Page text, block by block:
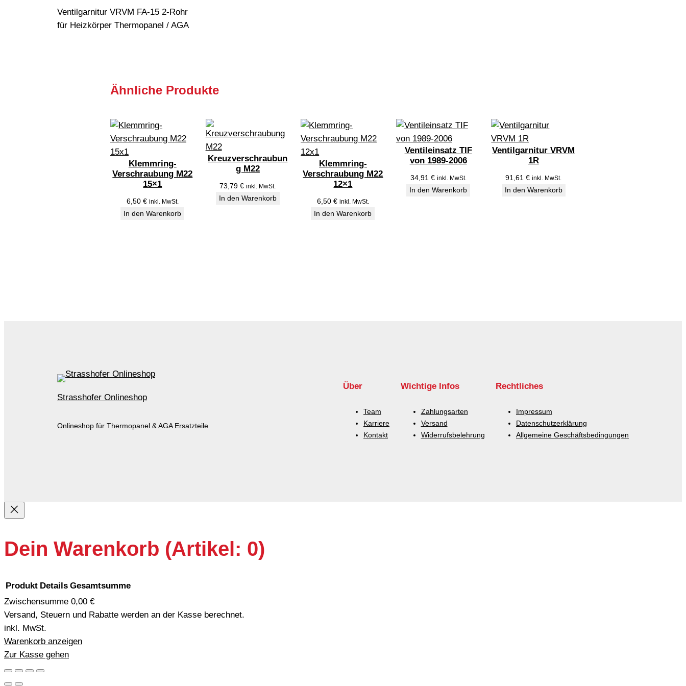
V
R
M
2
M
Ventilgarnitur VRVM FA-15 2-Rohr
für Heizkörper Thermopanel / AGA
Ähnliche Produkte
Klemmring-
Verschraubung M22
15×1
6,50 € inkl. MwSt.
In den Warenkorb
Kreuzverschraubun
g M22
73,79€ inkl. MwSt.
In den Warenkorb
Klemmring-
Verschraubung M22
12×1
6,50 € inkl. MwSt.
In den Warenkorb
Ventileinsatz TIF
von 1989-2006
34,91 € inkl. MwSt.
In den Warenkorb
Ventilgarnitur VRVM
1R
91,61€ inkl. MwSt.
In den Warenkorb
Strasshofer Onlineshop
Onlineshop für Thermopanel & AGA Ersatzteile
Über
Team
Karriere
Kontakt
Wichtige Infos
Zahlungsarten
Versand
Widerrufsbelehrung
Rechtliches
Impressum
Datenschutzerklärung
Allgemeine Geschäftsbedingungen
Dein Warenkorb (Artikel: 0)
Produkte
im
Warenkorb
Produkt Details Gesamtsumme
Zwischensumme 0,00 €
Versand, Steuern und Rabatte werden an der Kasse berechnet.
inkl. MwSt.
Warenkorb anzeigen
Zur Kasse gehen